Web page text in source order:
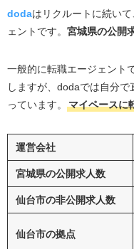
dodaはリクルートに続いて
ェントです。 宮城県の公開
一般的に転職エージェント
しますが、 dodaでは自分で
っています。
マイペースに
運営会社
宮城県の公開求人数
仙台市の非公開求人数
仙台市の拠点